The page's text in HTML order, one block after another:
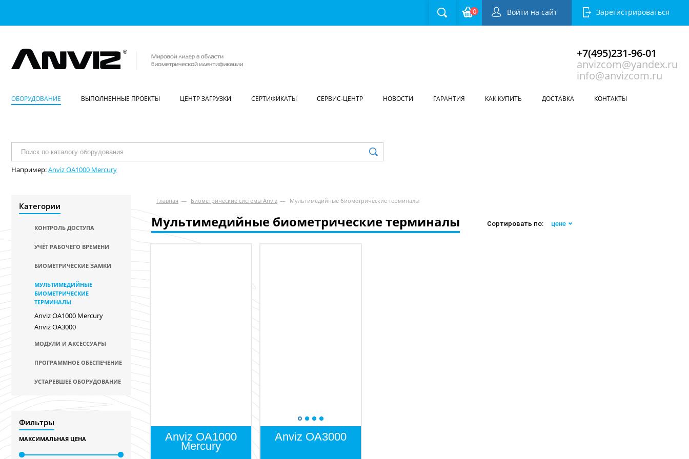
0 Войти на сайт Зарегистрироваться
ОБОРУДОВАНИЕ ВЫПОЛНЕННЫЕ ПРОЕКТЫ ЦЕНТР ЗАГРУЗКИ СЕРТИФИКАТЫ СЕРВИС-ЦЕНТР НОВОСТИ ГАРАНТИЯ КАК КУПИТЬ ДОСТАВКА КОНТАКТЫ
+7(495)231-96-01
anvizcom@yandex.ru
info@anvizcom.ru
Например:Anviz OA1000 Mercury
Категории
КОНТРОЛЬ ДОСТУПА
УЧЁТ РАБОЧЕГО ВРЕМЕНИ
БИОМЕТРИЧЕСКИЕ ЗАМКИ
МУЛЬТИМЕДИЙНЫЕ
БИОМЕТРИЧЕСКИЕ
ТЕРМИНАЛЫ
Anviz OA1000 Mercury
Anviz ОА3000
МОДУЛИ И АКСЕССУАРЫ
ПРОГРАММНОЕ ОБЕСПЕЧЕНИЕ
УСТАРЕВШЕЕ ОБОРУДОВАНИЕ
Фильтры
МАКСИМАЛЬНАЯ ЦЕНА
Главная — Биометрические системы Anviz — Мультимедийные биометрические терминалы
Мультимедийные биометрические терминалы Сортировать по: цене
Anviz OA1000
Mercury
Anviz ОА3000